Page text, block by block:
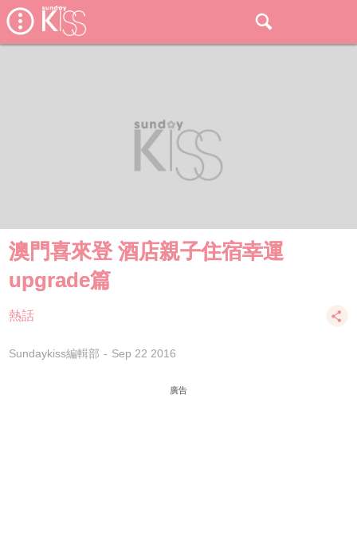
澳門喜來登 酒店親子住宿幸運
upgrade篇
熱話
Sundaykiss編輯部 Sep 22 2016
廣告